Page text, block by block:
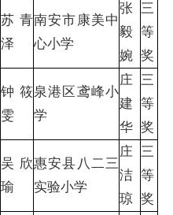
苏青
泽
南安市康美中
心小学
张
毅
婉
三
等
奖
钟筱
雯
泉港区鸢峰小
学
庄
建
华
三
等
奖
吴欣
瑜
惠安县八二三
实验小学
庄
洁
琼
三
等
奖